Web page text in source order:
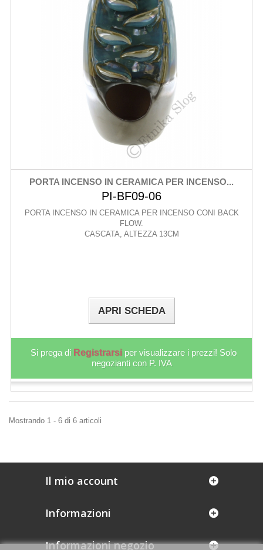
PORTA INCENSO IN CERAMICA PER INCENSO...
PI-BF09-06
PORTA INCENSO IN CERAMICA PER INCENSO CONI BACK
FLOW.
CASCATA, ALTEZZA 13CM
APRI SCHEDA
Si prega di Registrarsi per visualizzare i prezzi! Solo
negozianti con P. IVA
Mostrando 1 - 6 di 6 articoli
Il mio account
Informazioni
Informazioni negozio